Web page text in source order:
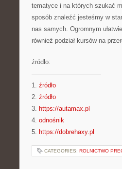
tematyce i na których szukać
sposób znaleźć jesteśmy w
nas samych. Ogromnym
również podział kursów na
źródło:
———————————
1. źródło
2. źródło
3. https://autamax.pl
4. odnośnik
5. https://dobrehaxy.pl
CATEGORIES: ROLNICTWO